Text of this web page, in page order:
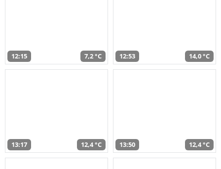
12:15 7,2 °C 12:53 14,0 °C
13:17 12,4 °C 13:50 12,4 °C